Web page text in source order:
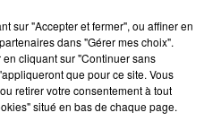
DE LA RÉGION ET
INFOS DE LA RÉDACTION
L'APPLICATION MOBILE
RCA
sur "Accepter et fermer", ou affiner en
dans "Gérer mes choix".
cliquant sur "Continuer sans
que pour ce site. Vous
retirer votre consentement à tout
situé en bas de chaque page.